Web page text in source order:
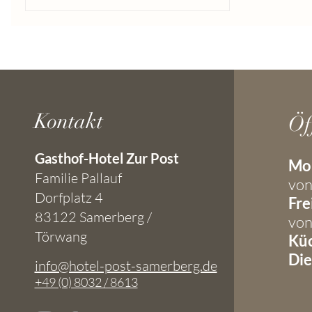
Kontakt
Gasthof-Hotel Zur Post
Familie Pallauf
Dorfplatz 4
83122 Samerberg /
Törwang
info@hotel-post-samerberg.de
+49 (0) 8032 / 8613